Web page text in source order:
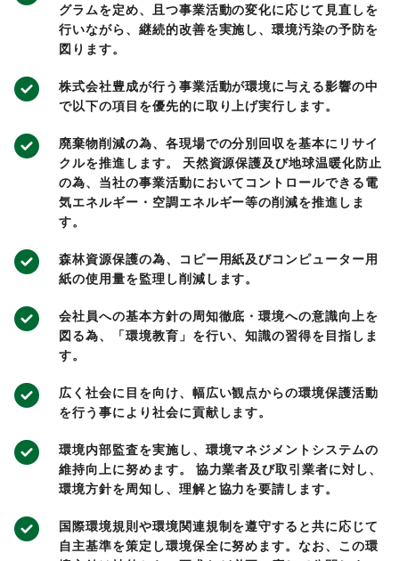
グラムを定め、且つ事業活動の変化に応じて見直しを
行いながら、継続的改善を実施し、環境汚染の予防を
図ります。
株式会社豊成が行う事業活動が環境に与える影響の中
で以下の項目を優先的に取り上げ実行します。
廃棄物削減の為、各現場での分別回収を基本にリサイ
クルを推進します。 天然資源保護及び地球温暖化防止
の為、当社の事業活動においてコントロールできる電
気エネルギー・空調エネルギー等の削減を推進しま
す。
森林資源保護の為、コピー用紙及びコンピューター用
紙の使用量を監理し削減します。
会社員への基本方針の周知徹底・環境への意識向上を
図る為、「環境教育」を行い、知識の習得を目指しま
す。
広く社会に目を向け、幅広い観点からの環境保護活動
を行う事により社会に貢献します。
環境内部監査を実施し、環境マネジメントシステムの
維持向上に努めます。 協力業者及び取引業者に対し、
環境方針を周知し、理解と協力を要請します。
国際環境規則や環境関連規制を遵守すると共に応じて
自主基準を策定し環境保全に努めます。なお、この環